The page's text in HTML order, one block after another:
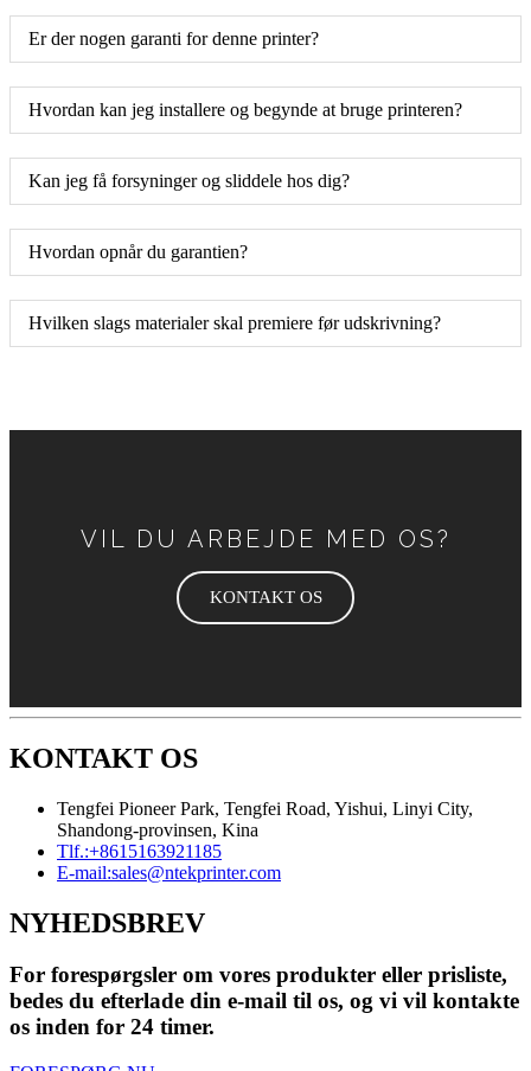
Er der nogen garanti for denne printer?
Hvordan kan jeg installere og begynde at bruge printeren?
Kan jeg få forsyninger og sliddele hos dig?
Hvordan opnår du garantien?
Hvilken slags materialer skal premiere før udskrivning?
VIL DU ARBEJDE MED OS?
KONTAKT OS
KONTAKT OS
Tengfei Pioneer Park, Tengfei Road, Yishui, Linyi City,
Shandong-provinsen, Kina
Tlf.:+8615163921185
E-mail:sales@ntekprinter.com
NYHEDSBREV
For forespørgsler om vores produkter eller prisliste,
bedes du efterlade din e-mail til os, og vi vil kontakte
os inden for 24 timer.